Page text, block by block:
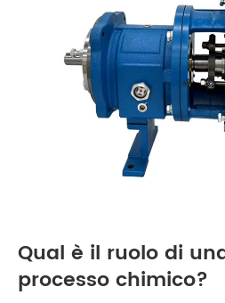
Qual è il ruolo di
processo chimico?